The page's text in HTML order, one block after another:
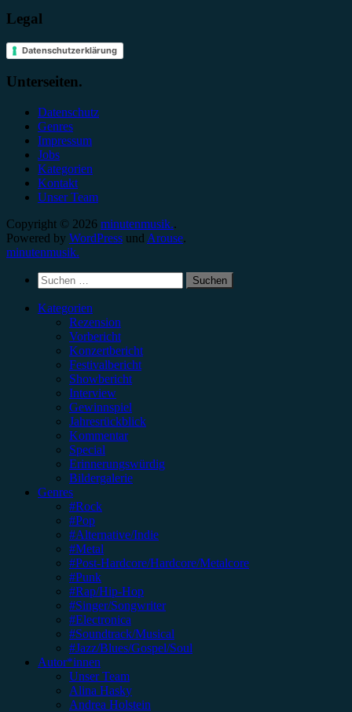
Legal
Datenschutzerklärung
Unterseiten.
Datenschutz
Genres
Impressum
Jobs
Kategorien
Kontakt
Unser Team
Copyright © 2026 minutenmusik..
Powered by WordPress und Arouse.
minutenmusik.
Suchen
nach:
Kategorien
Rezension
Vorbericht
Konzertbericht
Festivalbericht
Showbericht
Interview
Gewinnspiel
Jahresrückblick
Kommentar
Special
Erinnerungswürdig
Bildergalerie
Genres
#Rock
#Pop
#Alternative/Indie
#Metal
#Post-Hardcore/Hardcore/Metalcore
#Punk
#Rap/Hip-Hop
#Singer/Songwriter
#Electronica
#Soundtrack/Musical
#Jazz/Blues/Gospel/Soul
Autor*innen
Unser Team
Alina Hasky
Andrea Holstein